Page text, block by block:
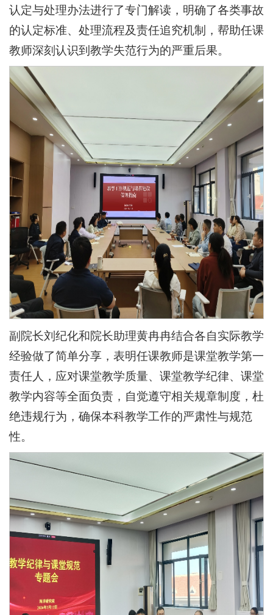
认定与处理办法进行了专门解读，明确了各类事故
的认定标准、处理流程及责任追究机制，帮助任课
教师深刻认识到教学失范行为的严重后果。
副院长刘纪化和院长助理黄冉冉结合各自实际教学
经验做了简单分享，表明任课教师是课堂教学第一
责任人，应对课堂教学质量、课堂教学纪律、课堂
教学内容等全面负责，自觉遵守相关规章制度，杜
绝违规行为，确保本科教学工作的严肃性与规范
性。